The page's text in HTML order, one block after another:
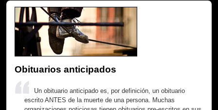
Obituarios anticipados
Un obituario anticipado es, por definición, un obituario
escrito ANTES de la muerte de una persona. Muchas